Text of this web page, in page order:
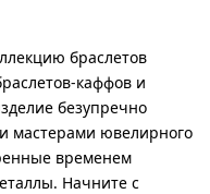
браслетов
каффов и
безупречно
мастерами ювелирного
временем
Начните с